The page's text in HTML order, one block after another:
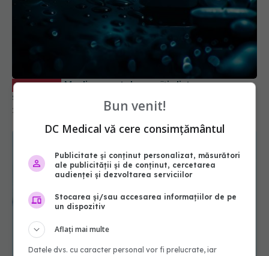
EXCLUSIV Medicamentul care îți distruge
stomacul. Duce la infecții
20 iun 2026, 11:45 Bun venit!
DC Medical vă cere consimțământul
Publicitate și conținut personalizat, măsurători
ale publicității și de conținut, cercetarea
audienței și dezvoltarea serviciilor
Stocarea și/sau accesarea informațiilor de pe
un dispozitiv
Aflați mai multe
Datele dvs. cu caracter personal vor fi prelucrate, iar